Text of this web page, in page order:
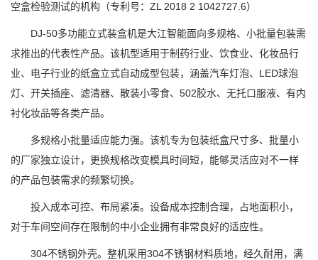
空盒检验测试的机构（专利号：ZL 2018 2 1042727.6）
DJ-50多功能立式装盒机是大江智能面向多规格、小批量包装需
求推出的代表性产品。该机型适用于制药行业、饮食业、化妆品行
业、电子行业的纸盒立式自动成型包装，涵盖汽车灯泡、LED球泡
灯、开关插座、滤清器、散装小零食、502胶水、无托口服液、有内
衬化妆品等各类产品。
多规格小批量适应能力强。该机专为包装纸盒尺寸多、批量小
的厂家独立设计，更换规格改变模具时间短，能够灵活应对不一样
的产品包装需求的频繁切换。
投入成本可控、布局紧凑。设备成本控制合理，占地面积小，
对于车间空间存在限制的中小企业拥有非常良好的适应性。
304不锈钢外壳。整机采用304不锈钢材料质地，经久耐用，满